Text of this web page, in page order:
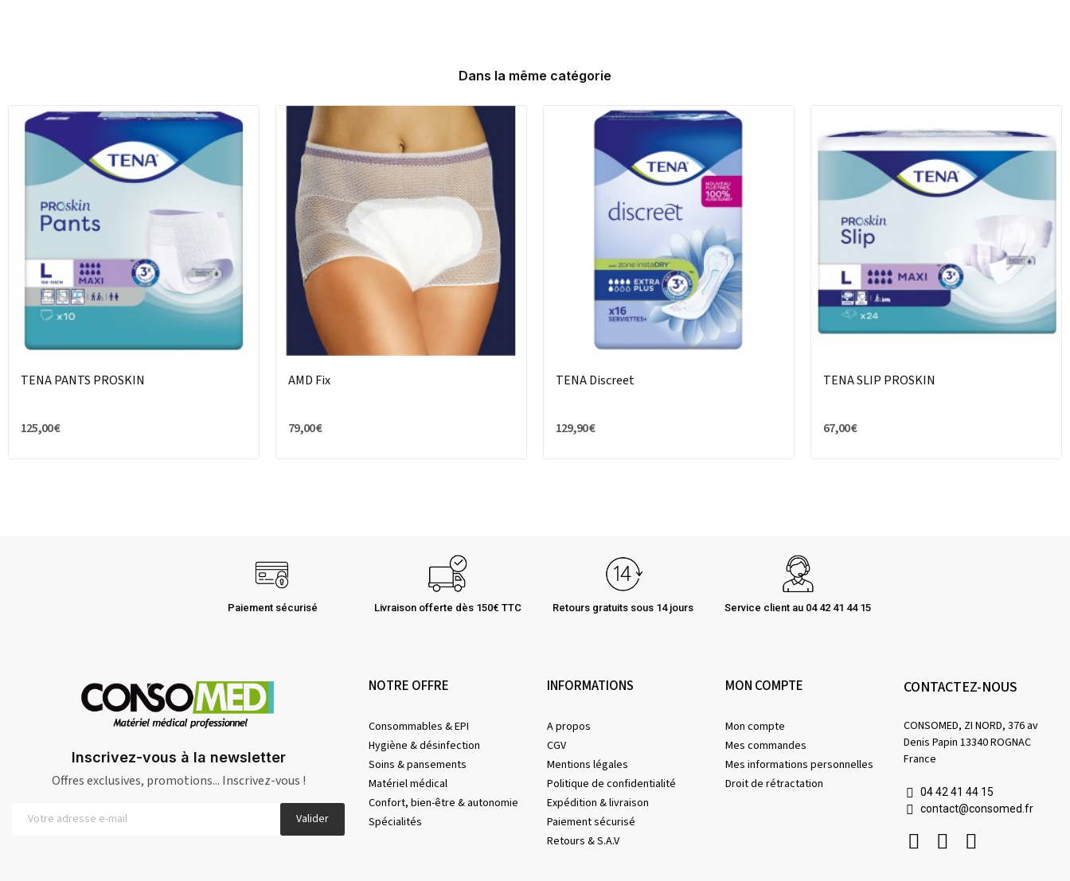
Dans la même catégorie
TENA PANTS PROSKIN
125,00 €
AMD Fix
79,00 €
TENA Discreet
129,90 €
TENA SLIP PROSKIN
67,00 €
Paiement sécurisé Livraison offerte dès 150€ TTC Retours gratuits sous 14 jours Service client au 04 42 41 44 15
Inscrivez-vous à la newsletter
Offres exclusives, promotions... Inscrivez-vous !
Valider
NOTRE OFFRE
Consommables & EPI
Hygiène & désinfection
Soins & pansements
Matériel médical
Confort, bien-être & autonomie
Spécialités
INFORMATIONS
A propos
CGV
Mentions légales
Politique de confidentialité
Expédition & livraison
Paiement sécurisé
Retours & S.A.V
MON COMPTE
Mon compte
Mes commandes
Mes informations personnelles
Droit de rétractation
CONTACTEZ-NOUS
CONSOMED, ZI NORD, 376 av
Denis Papin 13340 ROGNAC
France
04 42 41 44 15
contact@consomed.fr